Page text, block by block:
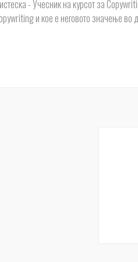
- Учесник на курсот за
и кое е неговото значење во